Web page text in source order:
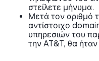
στείλετε μήνυμα.
Μετά τον αριθμό
αντίστοιχο
υπηρεσιών του
την AT&T, θα